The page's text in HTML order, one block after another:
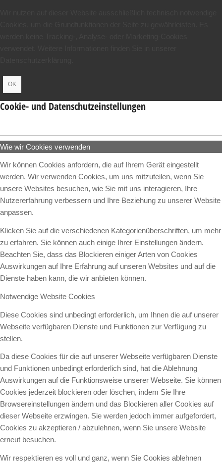
OK
Cookie- und Datenschutzeinstellungen
Wie wir Cookies verwenden
Wir können Cookies anfordern, die auf Ihrem Gerät eingestellt
werden. Wir verwenden Cookies, um uns mitzuteilen, wenn Sie
unsere Websites besuchen, wie Sie mit uns interagieren, Ihre
Nutzererfahrung verbessern und Ihre Beziehung zu unserer Website
anpassen.
Klicken Sie auf die verschiedenen Kategorienüberschriften, um mehr
zu erfahren. Sie können auch einige Ihrer Einstellungen ändern.
Beachten Sie, dass das Blockieren einiger Arten von Cookies
Auswirkungen auf Ihre Erfahrung auf unseren Websites und auf die
Dienste haben kann, die wir anbieten können.
Notwendige Website Cookies
Diese Cookies sind unbedingt erforderlich, um Ihnen die auf unserer
Webseite verfügbaren Dienste und Funktionen zur Verfügung zu
stellen.
Da diese Cookies für die auf unserer Webseite verfügbaren Dienste
und Funktionen unbedingt erforderlich sind, hat die Ablehnung
Auswirkungen auf die Funktionsweise unserer Webseite. Sie können
Cookies jederzeit blockieren oder löschen, indem Sie Ihre
Browsereinstellungen ändern und das Blockieren aller Cookies auf
dieser Webseite erzwingen. Sie werden jedoch immer aufgefordert,
Cookies zu akzeptieren / abzulehnen, wenn Sie unsere Website
erneut besuchen.
Wir respektieren es voll und ganz, wenn Sie Cookies ablehnen